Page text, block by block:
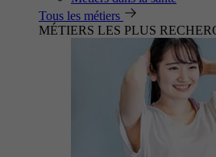
Tous les métiers
MÉTIERS LES PLUS